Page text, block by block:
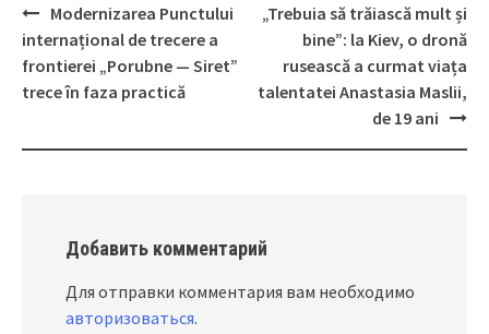
Post
navigation
Modernizarea Punctului
internațional de trecere a
frontierei „Porubne — Siret”
trece în faza practică
„Trebuia să trăiască mult și
bine”: la Kiev, o dronă
rusească a curmat viața
talentatei Anastasia Maslii,
de 19 ani
Добавить комментарий
Для отправки комментария вам необходимо
авторизоваться.